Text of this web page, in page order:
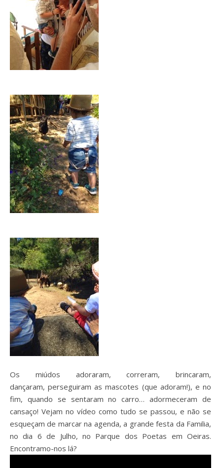
Os miúdos adoraram, correram, brincaram,
dançaram, perseguiram as mascotes (que adoram!), e no
fim, quando se sentaram no carro… adormeceram de
cansaço! Vejam no vídeo como tudo se passou, e não se
esqueçam de marcar na agenda, a grande festa da Familia,
no dia 6 de Julho, no Parque dos Poetas em Oeiras.
Encontramo-nos lá?